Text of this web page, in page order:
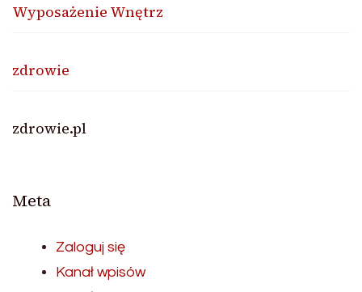
Wyposażenie Wnętrz
zdrowie
zdrowie.pl
Meta
Zaloguj się
Kanał wpisów